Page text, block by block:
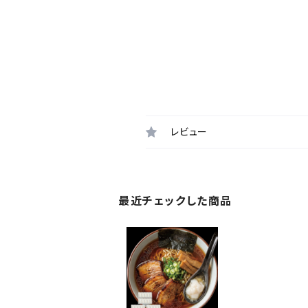
レビュー
最近チェックした商品